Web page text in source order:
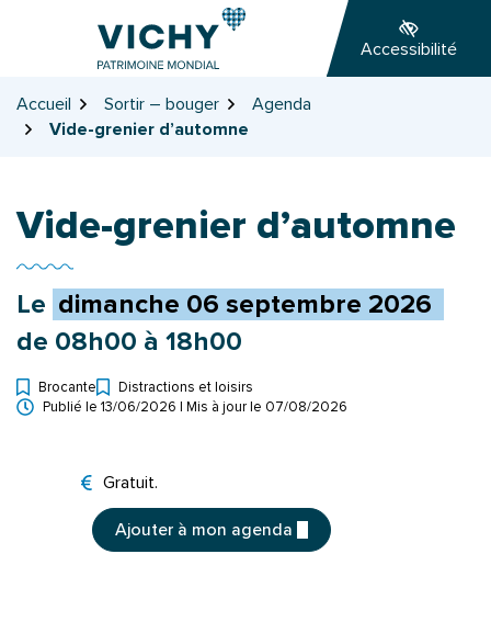
page
Accessibilité
Accueil Sortir – bouger
Agenda
Vide-grenier d’automne
Vide-grenier d’automne
Le dimanche 06 septembre 2026
de 08h00 à 18h00
BrocanteTypes d'événement
Distractions et loisirs
Publié le 13/06/2026 | Mis à jour le 07/08/2026
Tarifs
Gratuit.
Ajouter à mon agenda